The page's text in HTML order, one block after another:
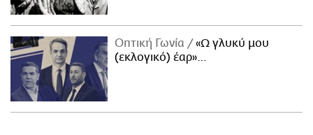
Οπτική Γωνία
«Ω γλυκύ μου
(εκλογικό) έαρ»…